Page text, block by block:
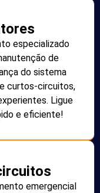
especializado
de
do sistema
curtos-circuitos,
Ligue
e eficiente!
emergencial